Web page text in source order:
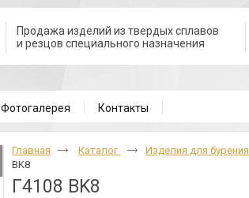
Продажа изделий из твердых сплавов
и резцов специального назначения
Фотогалерея Контакты
Главная Каталог Изделия для бурения
BK8
Г4108 BK8